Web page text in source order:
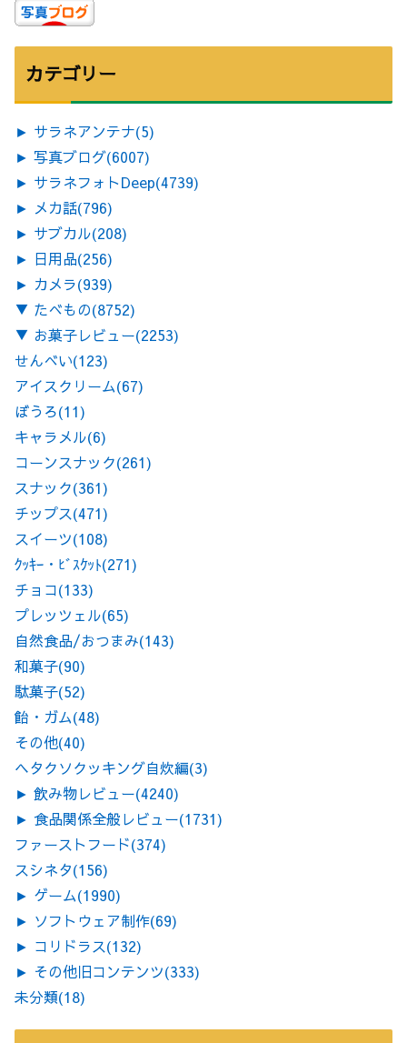
カテゴリー
► サラネアンテナ(5)
► 写真ブログ(6007)
► サラネフォトDeep(4739)
► メカ話(796)
► サブカル(208)
► 日用品(256)
► カメラ(939)
▼ たべもの(8752)
▼ お菓子レビュー(2253)
せんべい(123)
アイスクリーム(67)
ぼうろ(11)
キャラメル(6)
コーンスナック(261)
スナック(361)
チップス(471)
スイーツ(108)
ｸｯｷｰ・ﾋﾞｽｹｯﾄ(271)
チョコ(133)
プレッツェル(65)
自然食品/おつまみ(143)
和菓子(90)
駄菓子(52)
飴・ガム(48)
その他(40)
ヘタクソクッキング自炊編(3)
► 飲み物レビュー(4240)
► 食品関係全般レビュー(1731)
ファーストフード(374)
スシネタ(156)
► ゲーム(1990)
► ソフトウェア制作(69)
► コリドラス(132)
► その他旧コンテンツ(333)
未分類(18)